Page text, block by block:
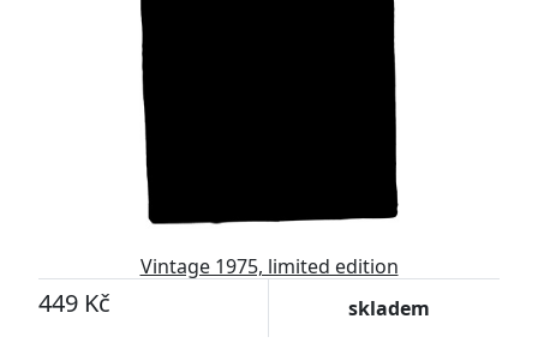
Vintage 1975, limited edition
449 Kč skladem